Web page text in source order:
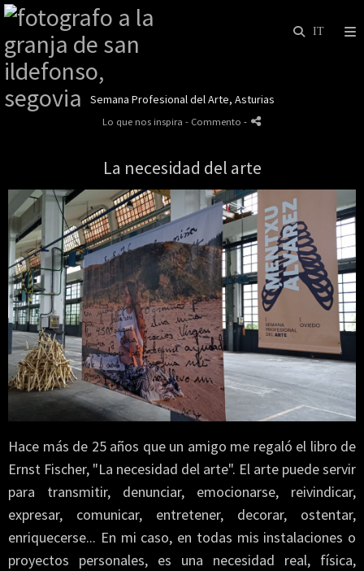
Semana Profesional del Arte, Asturias
Lo que nos inspira - Commento -
La necesidad del arte
Hace más de 25 años que un amigo me regaló el libro de
Ernst Fischer, "La necesidad del arte". El arte puede servir
para transmitir, denunciar, emocionarse, reivindicar,
expresar, comunicar, entretener, decorar, ostentar,
enriquecerse... En mi caso, en todas mis instalaciones o
proyectos personales, es una necesidad real, física,